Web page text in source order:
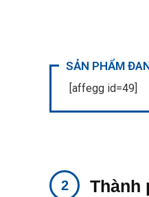
SẢN PHẨM
[affegg id=49]
Thành